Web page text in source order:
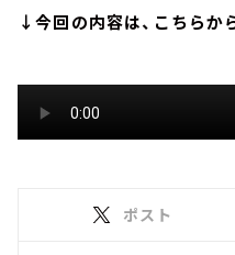
↓今回の内容は、こちらか
ポスト